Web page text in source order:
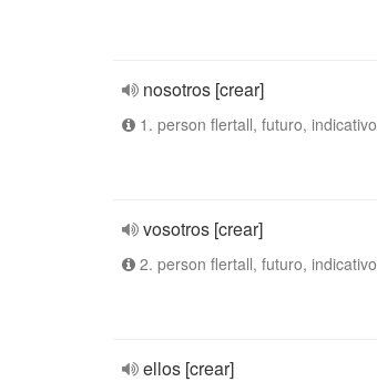
nosotros [crear]
1. person flertall, futuro, indicativo
vosotros [crear]
2. person flertall, futuro, indicativo
ellos [crear]